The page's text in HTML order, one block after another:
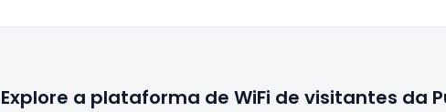
Explore a plataforma de WiFi de visitantes da